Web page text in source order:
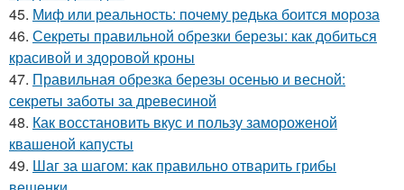
45. Миф или реальность: почему редька боится мороза
46. Секреты правильной обрезки березы: как добиться
красивой и здоровой кроны
47. Правильная обрезка березы осенью и весной:
секреты заботы за древесиной
48. Как восстановить вкус и пользу замороженой
квашеной капусты
49. Шаг за шагом: как правильно отварить грибы